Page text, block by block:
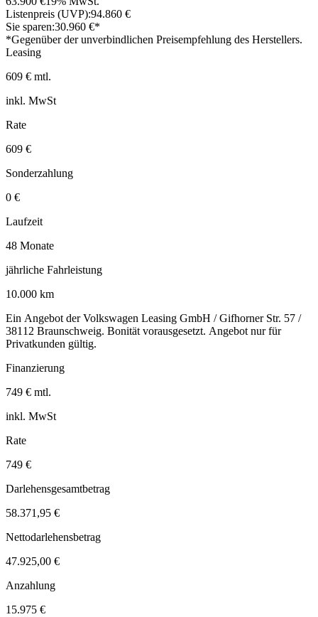
Listenpreis (UVP):94.860 €
Sie sparen:30.960 €*
*Gegenüber der unverbindlichen Preisempfehlung des Herstellers.
Leasing
609 € mtl.
inkl. MwSt
Rate
609 €
Sonderzahlung
0 €
Laufzeit
48 Monate
jährliche Fahrleistung
10.000 km
Ein Angebot der Volkswagen Leasing GmbH / Gifhorner Str. 57 /
38112 Braunschweig. Bonität vorausgesetzt. Angebot nur für
Privatkunden gültig.
Finanzierung
749 € mtl.
inkl. MwSt
Rate
749 €
Darlehensgesamtbetrag
58.371,95 €
Nettodarlehensbetrag
47.925,00 €
Anzahlung
15.975 €